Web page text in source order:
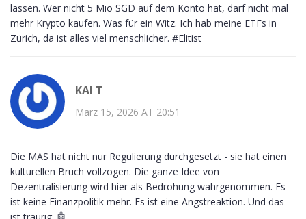
lassen. Wer nicht 5 Mio SGD auf dem Konto hat, darf nicht mal
mehr Krypto kaufen. Was für ein Witz. Ich hab meine ETFs in
Zürich, da ist alles viel menschlicher. #Elitist
KAI T
März 15, 2026 AT 20:51
Die MAS hat nicht nur Regulierung durchgesetzt - sie hat einen
kulturellen Bruch vollzogen. Die ganze Idee von
Dezentralisierung wird hier als Bedrohung wahrgenommen. Es
ist keine Finanzpolitik mehr. Es ist eine Angstreaktion. Und das